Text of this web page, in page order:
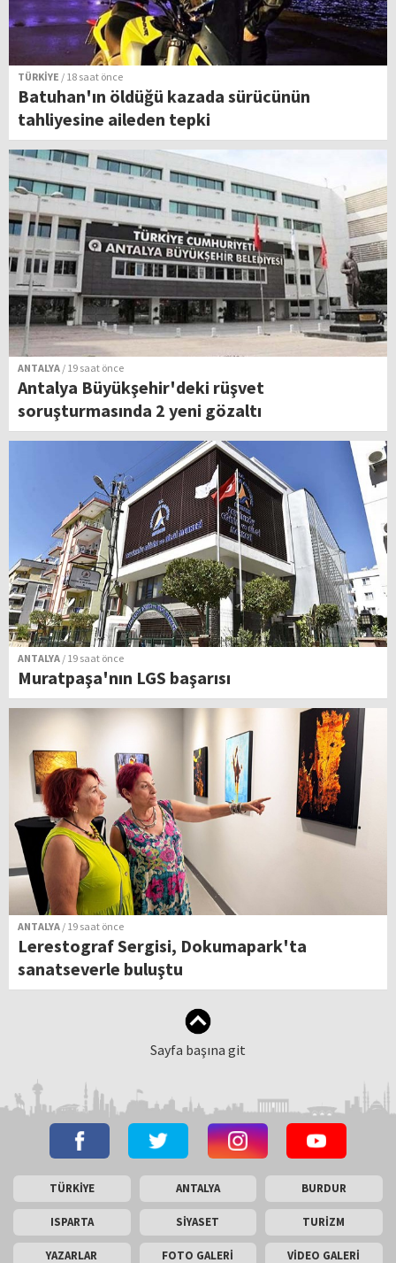
TÜRKİYE / 18 saat önce
Batuhan'ın öldüğü kazada sürücünün
tahliyesine aileden tepki
ANTALYA / 19 saat önce
Antalya Büyükşehir'deki rüşvet
soruşturmasında 2 yeni gözaltı
ANTALYA / 19 saat önce
Muratpaşa'nın LGS başarısı
ANTALYA / 19 saat önce
Lerestograf Sergisi, Dokumapark'ta
sanatseverle buluştu
Sayfa başına git
TÜRKİYE ANTALYA BURDUR
ISPARTA SİYASET TURİZM
YAZARLAR FOTO GALERİ VİDEO GALERİ